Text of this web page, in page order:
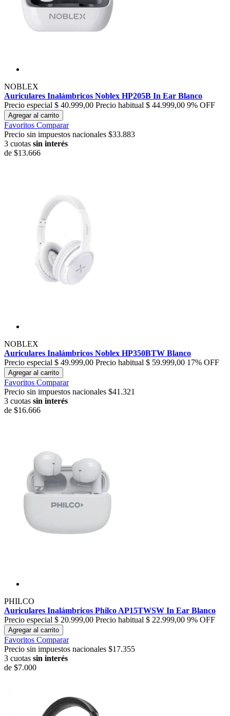
NOBLEX
Auriculares Inalámbricos Noblex HP205B In Ear Blanco
Precio especial $ 40.999,00 Precio habitual $ 44.999,00 9% OFF
Agregar al carrito
Favoritos Comparar
Precio sin impuestos nacionales $33.883
3 cuotas sin interés
de $13.666
NOBLEX
Auriculares Inalámbricos Noblex HP350BTW Blanco
Precio especial $ 49.999,00 Precio habitual $ 59.999,00 17% OFF
Agregar al carrito
Favoritos Comparar
Precio sin impuestos nacionales $41.321
3 cuotas sin interés
de $16.666
PHILCO
Auriculares Inalámbricos Philco AP15TWSW In Ear Blanco
Precio especial $ 20.999,00 Precio habitual $ 22.999,00 9% OFF
Agregar al carrito
Favoritos Comparar
Precio sin impuestos nacionales $17.355
3 cuotas sin interés
de $7.000